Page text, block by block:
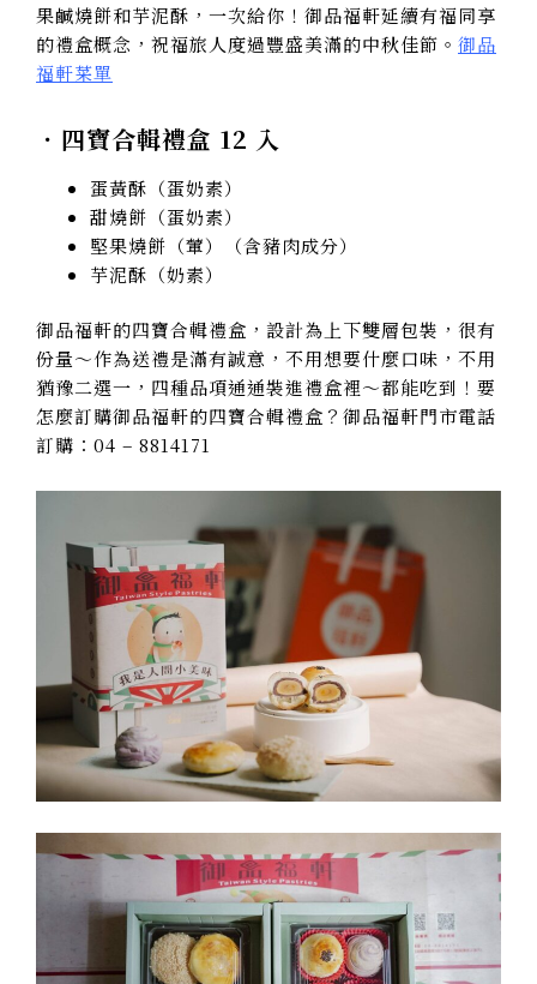
果鹹燒餅和芋泥酥，一次給你！御品福軒延續有福同享
的禮盒概念，祝福旅人度過豐盛美滿的中秋佳節。 御品
福軒菜單
．四寶合輯禮盒 12 入
蛋黃酥（蛋奶素）
甜燒餅（蛋奶素）
堅果燒餅（葷）（含豬肉成分）
芋泥酥（奶素）
御品福軒的四寶合輯禮盒，設計為上下雙層包裝，很有
份量～作為送禮是滿有誠意，不用想要什麼口味，不用
猶豫二選一，四種品項通通裝進禮盒裡～都能吃到！要
怎麼訂購御品福軒的四寶合輯禮盒？御品福軒門市電話
訂購：04 – 8814171